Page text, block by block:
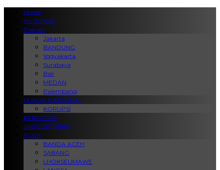
Home
NASIONAL
Daerah
Jakarta
BANDUNG
Yogyakarta
Surabaya
Bali
MEDAN
Palembang
HUKUM & KRIMINAL
KORUPSI
PERISTIWA
JABODETABEK
ACEH
BANDA ACEH
SABANG
LHOKSEUMAWE